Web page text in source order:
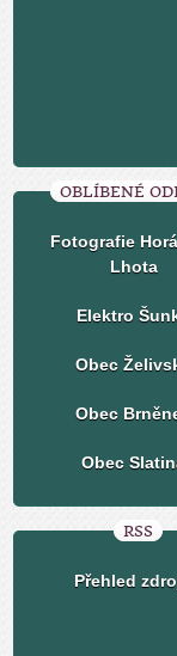
OBLÍBENÉ
Fotografie
Lhota
Elektro
Obec
Obec
Obec
RSS
Přehled